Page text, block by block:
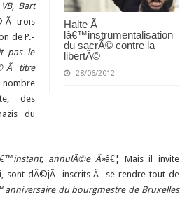
Halte Ã
lâ€™instrumentalisation
du sacrÃ© contre la
libertÃ©
28/06/2012
Bart
Ã trois
de P.-
pas le
Ã titre
des
du
annulÃ©e Â»â€¦ Mais il invite
sont dÃ©jÃ inscrits Ã se rendre tout de
du bourgmestre de Bruxelles